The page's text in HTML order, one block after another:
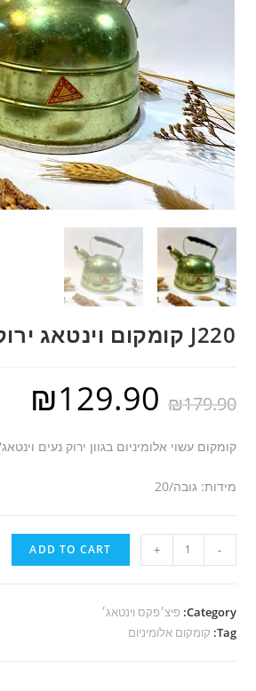
J220 קומקום וינטאג ירוק
₪179.90
₪129.90
קומקום עשוי אלומיניום בגוון ירוק נעים
מידות: גובה/20
-
J220
קומקום
ירוק
quantity
+
ADD TO CART
Category: פיצ׳פקס וינטאג׳
Tag: קומקום אלומיניום